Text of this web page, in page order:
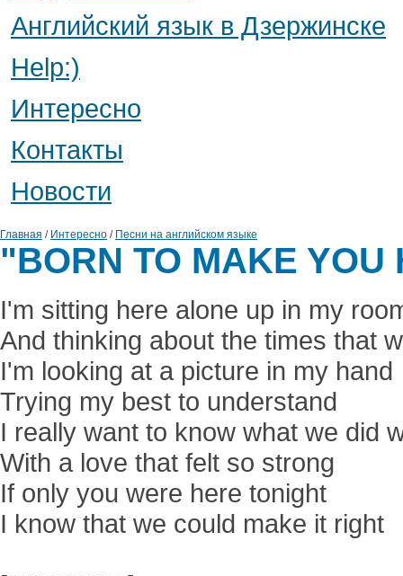
Английский язык в Дзержинске
Help:)
Интересно
Контакты
Новоcти
Главная / Интересно / Песни на английском языке
"BORN TO MAKE
I'm sitting here alone up in my
And thinking about the times that
I'm looking at a picture in my hand
Trying my best to understand
I really want to know what we did
With a love that felt so strong
If only you were here tonight
I know that we could make it right